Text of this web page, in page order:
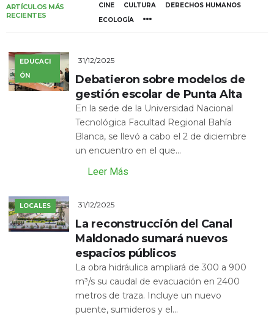
ARTÍCULOS MÁS
RECIENTES
CINE CULTURA
DERECHOS HUMANOS
ECOLOGÍA
EDUCACI
ÓN
31/12/2025
Debatieron sobre modelos de
gestión escolar de Punta Alta
En la sede de la Universidad Nacional
Tecnológica Facultad Regional Bahía
Blanca, se llevó a cabo el 2 de diciembre
un encuentro en el que...
Leer Más
LOCALES 31/12/2025
La reconstrucción del Canal
Maldonado sumará nuevos
espacios públicos
La obra hidráulica ampliará de 300 a 900
m³/s su caudal de evacuación en 2400
metros de traza. Incluye un nuevo
puente, sumideros y el...